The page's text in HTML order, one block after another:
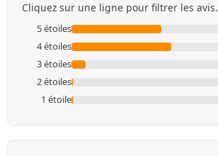
Cliquez sur une ligne pour filtrer les avis.
5 étoiles
4 étoiles
3 étoiles
2 étoiles
1 étoile